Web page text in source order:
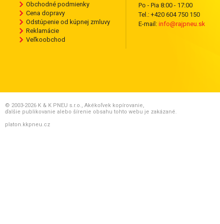
Obchodné podmienky
Cena dopravy
Odstúpenie od kúpnej zmluvy
Reklamácie
Veľkoobchod
Po - Pia 8:00 - 17:00
Tel.: +420 604 750 150
E-mail: info@rajpneu.sk
© 2003-2026 K & K PNEU s.r.o., Akékoľvek kopírovanie,
ďalšie publikovanie alebo šírenie obsahu tohto webu je zakázané.
platon.kkpneu.cz